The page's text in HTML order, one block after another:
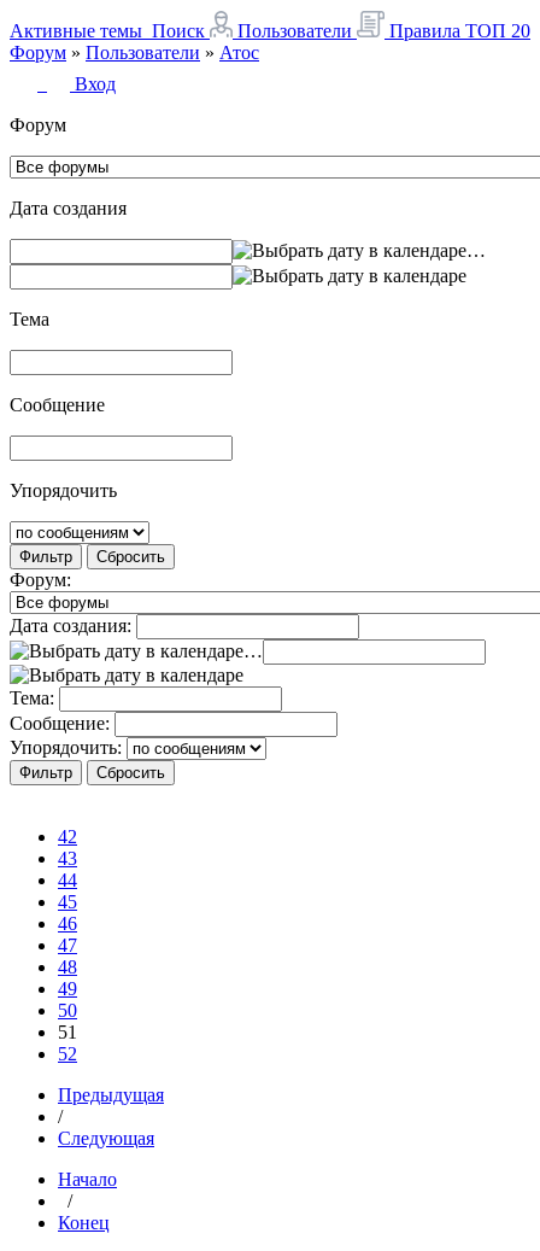
Активные темы Поиск Пользователи Правила ТОП 20
Форум » Пользователи » Атос
Вход
Форум
Дата создания
…
Тема
Сообщение
Упорядочить
Фильтр Сбросить
Форум:
Дата создания:
…
Тема:
Сообщение:
Упорядочить:
42
43
44
45
46
47
48
49
50
51
52
Предыдущая
/
Следующая
Начало
/
Конец